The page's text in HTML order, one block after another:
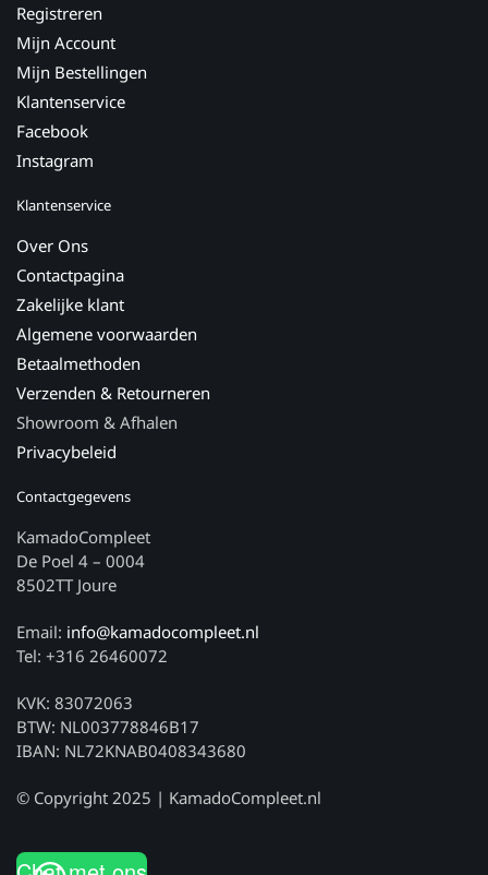
Registreren
Mijn Account
Mijn Bestellingen
Klantenservice
Facebook
Instagram
Klantenservice
Over Ons
Contactpagina
Zakelijke klant
Algemene voorwaarden
Betaalmethoden
Verzenden & Retourneren
Showroom & Afhalen
Privacybeleid
Contactgegevens
KamadoCompleet
De Poel 4 – 0004
8502TT Joure
Email: info@kamadocompleet.nl
Tel: +316 26460072
KVK: 83072063
BTW: NL003778846B17
IBAN: NL72KNAB0408343680
© Copyright 2025 | KamadoCompleet.nl